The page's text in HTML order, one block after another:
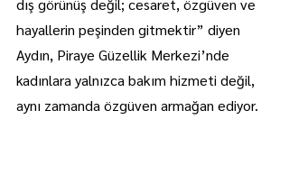
dış görünüş değil; cesaret, özgüven ve
hayallerin peşinden gitmektir” diyen
Aydın, Piraye Güzellik Merkezi’nde
kadınlara yalnızca bakım hizmeti değil,
aynı zamanda özgüven armağan ediyor.